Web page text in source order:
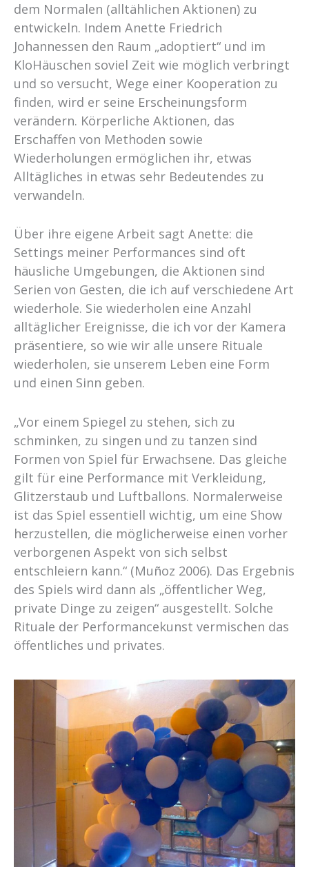
dem Normalen (alltählichen Aktionen) zu
entwickeln. Indem Anette Friedrich
Johannessen den Raum „adoptiert“ und im
KloHäuschen soviel Zeit wie möglich verbringt
und so versucht, Wege einer Kooperation zu
finden, wird er seine Erscheinungsform
verändern. Körperliche Aktionen, das
Erschaffen von Methoden sowie
Wiederholungen ermöglichen ihr, etwas
Alltägliches in etwas sehr Bedeutendes zu
verwandeln.
Über ihre eigene Arbeit sagt Anette: die
Settings meiner Performances sind oft
häusliche Umgebungen, die Aktionen sind
Serien von Gesten, die ich auf verschiedene Art
wiederhole. Sie wiederholen eine Anzahl
alltäglicher Ereignisse, die ich vor der Kamera
präsentiere, so wie wir alle unsere Rituale
wiederholen, sie unserem Leben eine Form
und einen Sinn geben.
„Vor einem Spiegel zu stehen, sich zu
schminken, zu singen und zu tanzen sind
Formen von Spiel für Erwachsene. Das gleiche
gilt für eine Performance mit Verkleidung,
Glitzerstaub und Luftballons. Normalerweise
ist das Spiel essentiell wichtig, um eine Show
herzustellen, die möglicherweise einen vorher
verborgenen Aspekt von sich selbst
entschleiern kann.“ (Muñoz 2006). Das Ergebnis
des Spiels wird dann als „öffentlicher Weg,
private Dinge zu zeigen“ ausgestellt. Solche
Rituale der Performancekunst vermischen das
öffentliches und privates.